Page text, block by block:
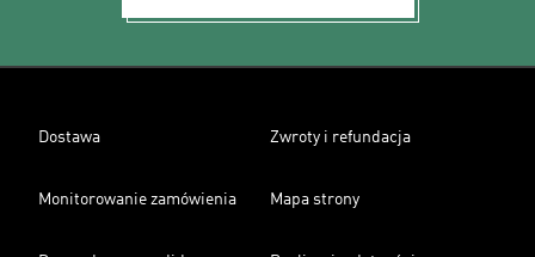
Dostawa Zwroty i refundacja
Monitorowanie zamówienia Mapa strony